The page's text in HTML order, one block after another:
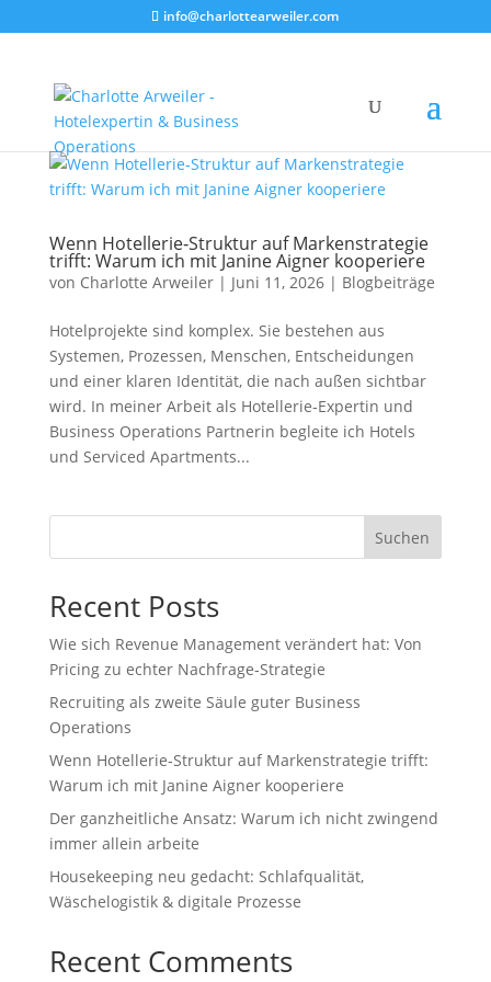
info@charlottearweiler.com
Wenn Hotellerie‑Struktur auf Markenstrategie
trifft: Warum ich mit Janine Aigner kooperiere
von Charlotte Arweiler| Juni 11, 2026| Blogbeiträge
Hotelprojekte sind komplex. Sie bestehen aus
Systemen, Prozessen, Menschen, Entscheidungen
und einer klaren Identität, die nach außen sichtbar
wird. In meiner Arbeit als Hotellerie‑Expertin und
Business Operations Partnerin begleite ich Hotels
und Serviced Apartments...
Suchen
Recent Posts
Wie sich Revenue Management verändert hat: Von
Pricing zu echter Nachfrage‑Strategie
Recruiting als zweite Säule guter Business
Operations
Wenn Hotellerie‑Struktur auf Markenstrategie trifft:
Warum ich mit Janine Aigner kooperiere
Der ganzheitliche Ansatz: Warum ich nicht zwingend
immer allein arbeite
Housekeeping neu gedacht: Schlafqualität,
Wäschelogistik & digitale Prozesse
Recent Comments